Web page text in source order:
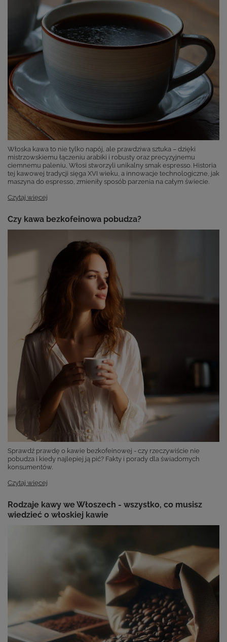
Włoska kawa to nie tylko napój, ale prawdziwa sztuka – dzięki
mistrzowskiemu łączeniu arabiki i robusty oraz precyzyjnemu
ciemnemu paleniu, Włosi stworzyli unikalny smak espresso. Historia
tej kawowej tradycji sięga XVI wieku, a innowacje technologiczne, jak
maszyna do espresso, zmieniły sposób parzenia na całym świecie.
Czytaj więcej
Czy kawa bezkofeinowa pobudza?
Sprawdź prawdę o kawie bezkofeinowej - czy rzeczywiście nie
pobudza i kiedy najlepiej ją pić? Fakty i porady dla świadomych
konsumentów.
Czytaj więcej
Rodzaje kawy we Włoszech - wszystko, co musisz
wiedzieć o włoskiej kawie